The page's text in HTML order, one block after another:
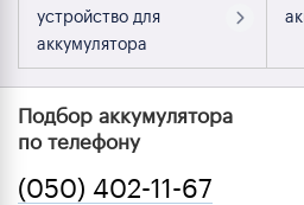
устройство для
аккумулятора
Подбор аккумулятора
по телефону
(050) 402-11-67